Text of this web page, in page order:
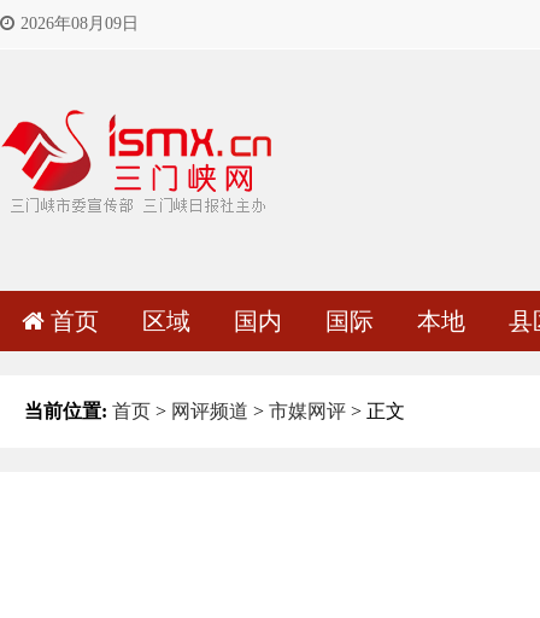
2026年08月09日
首页 区域 国内 国际 本地 县
当前位置: 首页 > 网评频道 > 市媒网评 > 正文